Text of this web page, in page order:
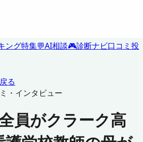
ング特集💬AI相談🎮診断ナビ口コミ投
る
・インタビュー
員がクラーク高